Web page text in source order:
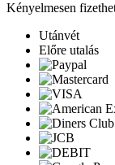
Kényelmesen
Utánvét
Előre utalás